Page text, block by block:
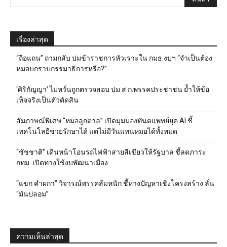
เรื่องล่าสุด
“ถือแถน” ถามกลับ ปมข้าราชการหัวเราะใน กมธ.งบฯ “จำเป็นต้อง
หมอบกราบกรรมาธิการหรือ?”
‘ศิริกัญญา’ ไม่หวั่นถูกตรวจสอบ ปม ส.ก.พรรคประชาชน ย้ำให้ข้อ
เท็จจริงเป็นตัวตัดสิน
สัมภาษณ์พิเศษ “หมอลูกตาล” เปิดมุมมองทันตแพทย์ยุค AI ชี้
เทคโนโลยีช่วยรักษาได้ แต่ไม่มีวันแทนหมอได้ทั้งหมด
“ชัชชาติ” เดินหน้าโอนรถไฟฟ้าสายสีเขียวให้รัฐบาล ชี้ลดภาระ
กทม. เปิดทางใช้งบพัฒนาเมือง
“แขก คำผกา” วิจารณ์พรรคส้มหนัก ชี้ห่างปัญหาเชิงโครงสร้าง ลั่น
“มันปลอม”
ความเห็นล่าสุด